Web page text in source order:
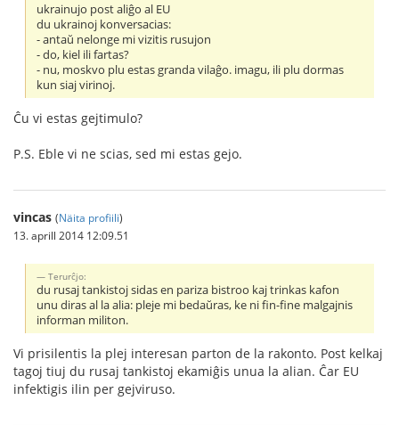
ukrainujo post aliĝo al EU
du ukrainoj konversacias:
- antaŭ nelonge mi vizitis rusujon
- do, kiel ili fartas?
- nu, moskvo plu estas granda vilaĝo. imagu, ili plu dormas
kun siaj virinoj.
Ĉu vi estas gejtimulo?
P.S. Eble vi ne scias, sed mi estas gejo.
vincas (Näita profiili)
13. aprill 2014 12:09.51
Terurĉjo:
du rusaj tankistoj sidas en pariza bistroo kaj trinkas kafon
unu diras al la alia: pleje mi bedaŭras, ke ni fin-fine malgajnis
informan militon.
Vi prisilentis la plej interesan parton de la rakonto. Post kelkaj
tagoj tiuj du rusaj tankistoj ekamiĝis unua la alian. Ĉar EU
infektigis ilin per gejviruso.